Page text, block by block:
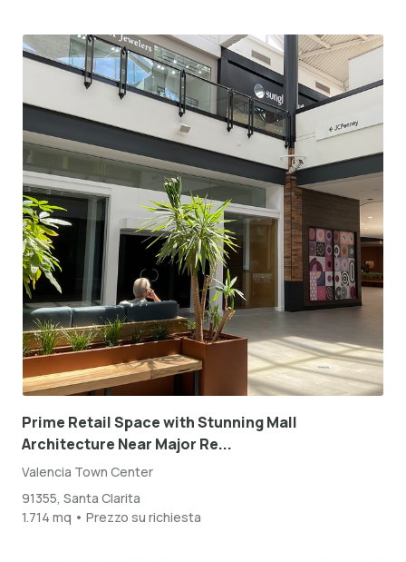
Prime Retail Space with Stunning Mall
Architecture Near Major Re...
Valencia Town Center
91355, Santa Clarita
1.714 mq • Prezzo su richiesta